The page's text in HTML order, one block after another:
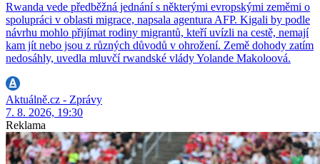
Rwanda vede předběžná jednání s některými evropskými zeměmi o
spolupráci v oblasti migrace, napsala agentura AFP. Kigali by podle
návrhu mohlo přijímat rodiny migrantů, kteří uvízli na cestě, nemají
kam jít nebo jsou z různých důvodů v ohrožení. Země dohody zatím
nedosáhly, uvedla mluvčí rwandské vlády Yolande Makoloová.
Aktuálně.cz - Zprávy
7. 8. 2026, 19:30
Reklama